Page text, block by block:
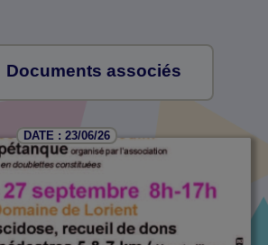
Documents associés
DATE : 23/06/26